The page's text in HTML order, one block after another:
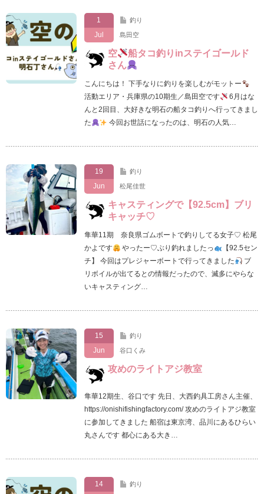
1
Jul
釣り
島田空
空
船タコ釣りinステイゴールド
さん
こんにちは！ 下手なりに釣りを楽しむがモットー
活動エリア・兵庫県の10期生／島田空です
6月はな
んと2回目、大好きな明石の船タコ釣りへ行ってきまし
た
今回お世話になったのは、明石の人気…
19
Jun
釣り
松尾佳世
キャスティングで【92.5cm】ブリ
キャッチ♡
隼華11期 奈良県ゴムボートで釣りしてる女子♡ 松尾
かよです
やったー♡ぶり釣れましたっ
【92.5セン
チ】 今回はプレジャーボートで行ってきました
ブ
リボイルが出てるとの情報だったので、滅多にやらな
いキャスティング…
15
Jun
釣り
谷口くみ
攻めのライトアジ教室
隼華12期生、谷口です 先日、大西釣具工房さん主催、
https://onishifishingfactory.com/ 攻めのライトアジ教室
に参加してきました 船宿は東京湾、品川にあるひらい
丸さんです 都心にある大き…
14
釣り